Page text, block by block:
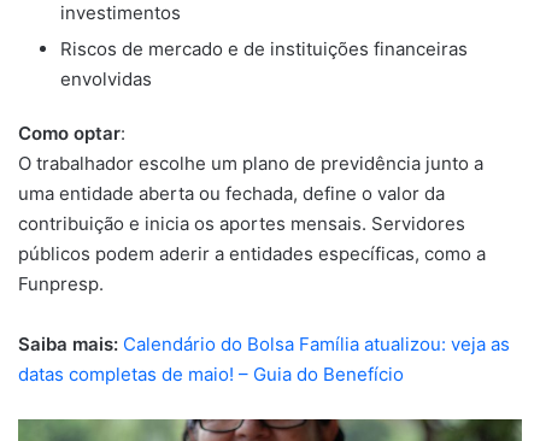
investimentos
Riscos de mercado e de instituições financeiras
envolvidas
Como optar:
O trabalhador escolhe um plano de previdência junto a
uma entidade aberta ou fechada, define o valor da
contribuição e inicia os aportes mensais. Servidores
públicos podem aderir a entidades específicas, como a
Funpresp.
Saiba mais: Calendário do Bolsa Família atualizou: veja as
datas completas de maio! – Guia do Benefício